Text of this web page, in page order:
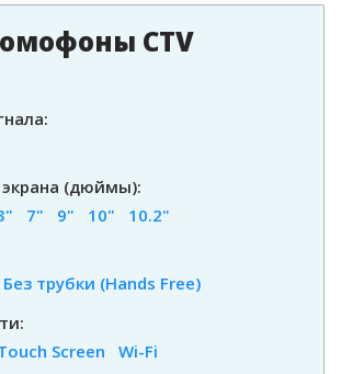
CTV
(дюймы):
7" 9" 10"
10.2"
Без трубки (Hands Free)
Screen
Wi-Fi